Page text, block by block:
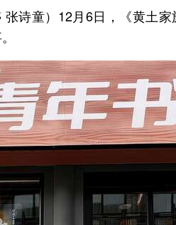
诗童）12月6日，《黄土